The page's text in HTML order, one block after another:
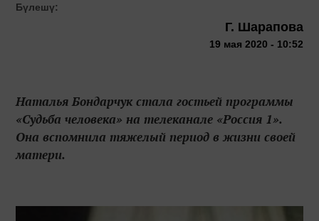
Бүлешү:
Г. Шарапова
19 мая 2020 - 10:52
Наталья Бондарчук стала гостьей программы
«Судьба человека» на телеканале «Россия 1».
Она вспомнила тяжелый период в жизни своей
матери.